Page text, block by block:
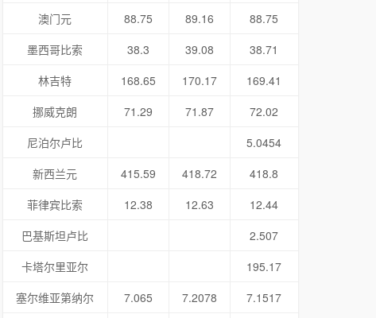
澳门元
88.75 89.16
88.75
墨西哥比索
38.3 39.08
38.71
林吉特
168.65 170.17
169.41
挪威克朗
71.29 71.87
72.02
尼泊尔卢比
5.0454
新西兰元
415.59 418.72
418.8
菲律宾比索
12.38 12.63
12.44
巴基斯坦卢比
2.507
卡塔尔里亚尔
195.17
塞尔维亚第纳尔
7.065 7.2078
7.1517